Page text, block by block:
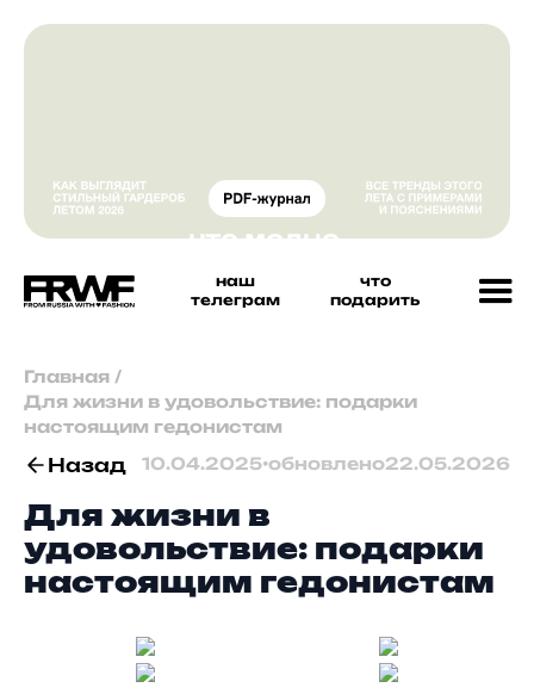
наш
телеграм
что
подарить
Главная /
Для жизни в удовольствие: подарки
настоящим гедонистам
Назад 10.04.2025•обновлено22.05.2026
Для жизни в
удовольствие: подарки
настоящим гедонистам